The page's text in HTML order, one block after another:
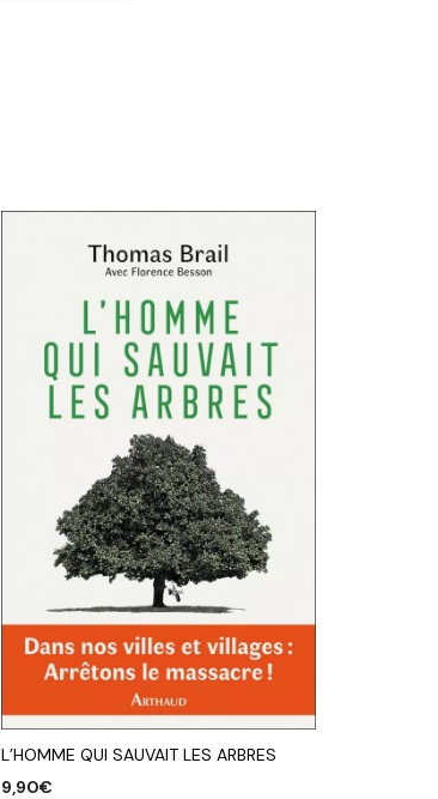
L’HOMME QUI SAUVAIT LES ARBRES
9,90€